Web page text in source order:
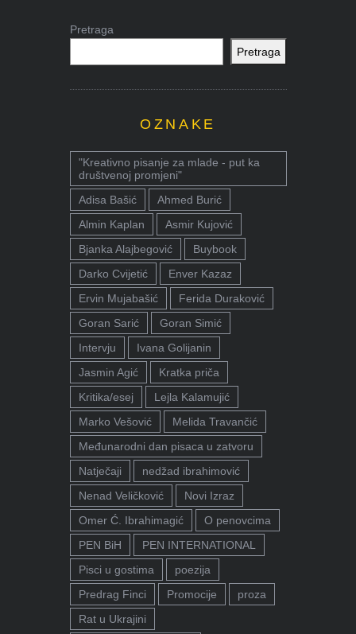
Pretraga
Pretraga
OZNAKE
"Kreativno pisanje za mlade - put ka
društvenoj promjeni"
Adisa Bašić
Ahmed Burić
Almin Kaplan
Asmir Kujović
Bjanka Alajbegović
Buybook
Darko Cvijetić
Enver Kazaz
Ervin Mujabašić
Ferida Duraković
Goran Sarić
Goran Simić
Intervju
Ivana Golijanin
Jasmin Agić
Kratka priča
Kritika/esej
Lejla Kalamujić
Marko Vešović
Melida Travančić
Međunarodni dan pisaca u zatvoru
Natječaji
nedžad ibrahimović
Nenad Veličković
Novi Izraz
Omer Ć. Ibrahimagić
O penovcima
PEN BiH
PEN INTERNATIONAL
Pisci u gostima
poezija
Predrag Finci
Promocije
proza
Rat u Ukrajini